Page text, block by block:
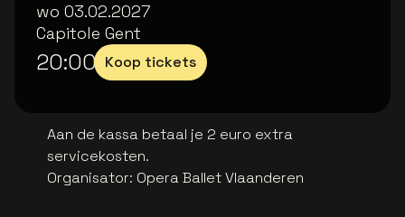
wo 03.02.2027
Capitole Gent
20:00 Koop tickets
Aan de kassa betaal je 2 euro extra
servicekosten.
Organisator: Opera Ballet Vlaanderen